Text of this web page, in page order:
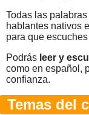
Todas las
hablantes nativos
para que
Podrás leer y
como en español,
confianza.
Temas del